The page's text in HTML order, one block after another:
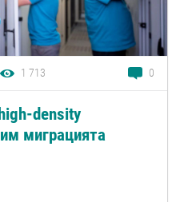
1 713 0
density
миграцията